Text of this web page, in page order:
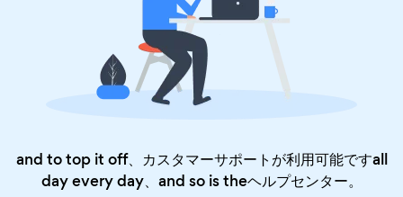
and to top it off、カスタマーサポートが利用可能ですall
day every day、and so is theヘルプセンター。